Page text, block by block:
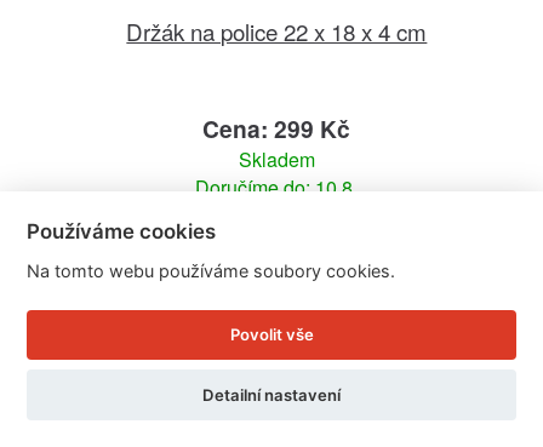
Držák na police 22 x 18 x 4 cm
Cena: 299 Kč
Skladem
Doručíme do: 10.8.
Používáme cookies
Na tomto webu používáme soubory cookies.
Povolit vše
Detailní nastavení